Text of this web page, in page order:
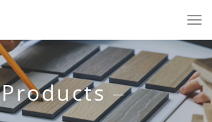
Products